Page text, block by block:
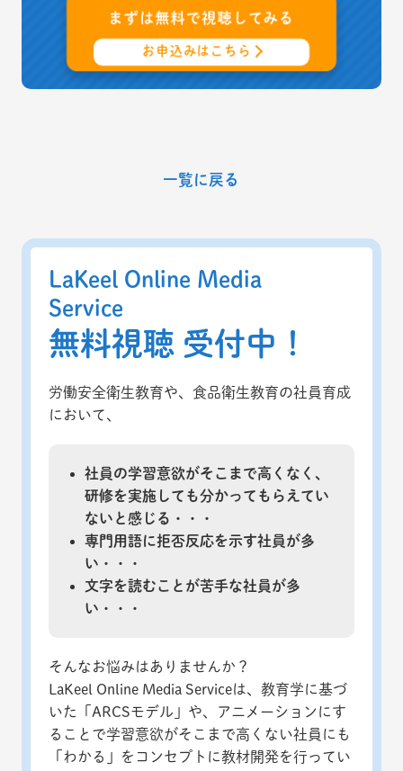
まずは無料で視聴してみる
お申込みはこちら
一覧に戻る
LaKeel Online Media
Service
無料視聴 受付中！
労働安全衛生教育や、食品衛生教育の社員育成
において、
社員の学習意欲がそこまで高くなく、
研修を実施しても分かってもらえてい
ないと感じる・・・
専門用語に拒否反応を示す社員が多
い・・・
文字を読むことが苦手な社員が多
い・・・
そんなお悩みはありませんか？
LaKeel Online Media Serviceは、教育学に基づ
いた「ARCSモデル」や、アニメーションにす
ることで学習意欲がそこまで高くない社員にも
「わかる」をコンセプトに教材開発を行ってい